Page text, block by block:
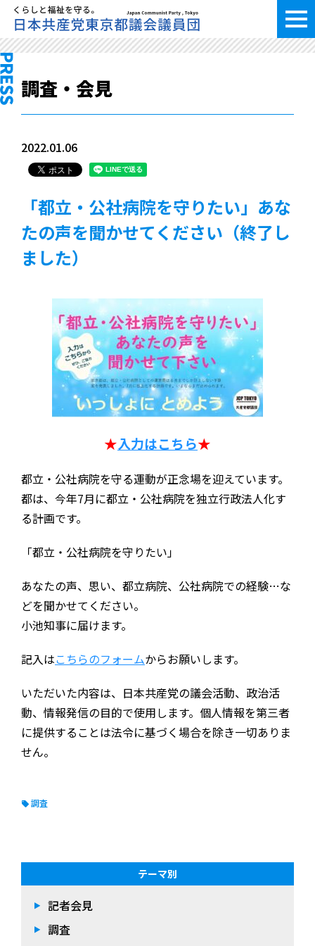
調査・会見
2022.01.06
「都立・公社病院を守りたい」あな
たの声を聞かせてください（終了し
ました）
★入力はこちら★
都立・公社病院を守る運動が正念場を迎えています。
都は、今年7月に都立・公社病院を独立行政法人化す
る計画です。
「都立・公社病院を守りたい」
あなたの声、思い、都立病院、公社病院での経験…な
どを聞かせてください。
小池知事に届けます。
記入はこちらのフォームからお願いします。
いただいた内容は、日本共産党の議会活動、政治活
動、情報発信の目的で使用します。個人情報を第三者
に提供することは法令に基づく場合を除き一切ありま
せん。
調査
テーマ別
記者会見
調査